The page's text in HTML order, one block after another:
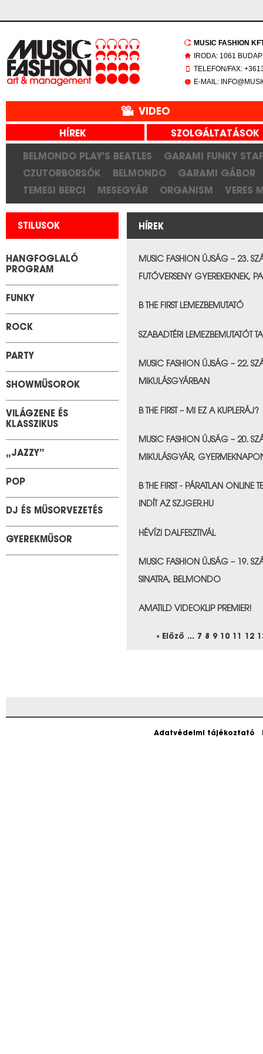
MUSIC FASHION
IRODA: 1061
TELEFON/FAX:
E-MAIL:
VIDEO
HÍREK SZOLGÁLTATÁSOK
BELMONDO PLAY'S BEATLES
GARAMI FUNKY
CZUTORBORSÓK
BELMONDO
GARAMI GÁBOR
TEMESI BERCI
MESEGYÁR ORGANISM VERES
STILUSOK
HANGFOGLALÓ
PROGRAM
FUNKY
ROCK
PARTY
SHOWMŰSOROK
VILÁGZENE ÉS
KLASSZIKUS
„JAZZY”
POP
DJ ÉS MŰSORVEZETÉS
GYEREKMŰSOR
HÍREK
MUSIC FASHION ÚJSÁG – 23.
FUTÓVERSENY GYEREKEKNEK,
B THE FIRST LEMEZBEMUTATÓ
SZABADTÉRI LEMEZBEMUTATÓT
MUSIC FASHION ÚJSÁG – 22.
MIKULÁSGYÁRBAN
B THE FIRST – MI EZ A KUPLERÁJ?
MUSIC FASHION ÚJSÁG – 20.
MIKULÁSGYÁR,
B THE FIRST - PÁRATLAN ONLINE
INDÍT AZ SZJGER.HU
HÉVÍZI DALFESZTIVÁL
MUSIC FASHION ÚJSÁG – 19.
SINATRA, BELMONDO
AMATILD VIDEOKLIP PREMIER!
« Előző ... 7 8 9 10 11 12
Adatvédelmi tájékoztató